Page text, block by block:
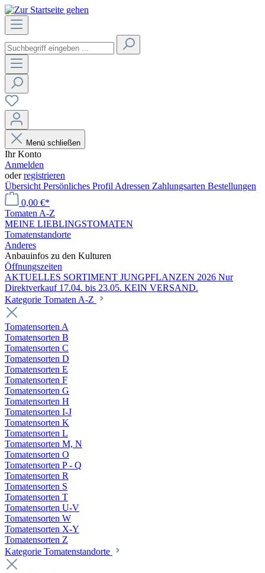
Menü schließen
Ihr Konto
Anmelden
oderregistrieren
Übersicht Persönliches Profil Adressen Zahlungsarten Bestellungen
0,00 €*
Tomaten A-Z
MEINE LIEBLINGSTOMATEN
Tomatenstandorte
Anderes
Anbauinfos zu den Kulturen
Öffnungszeiten
AKTUELLES SORTIMENT JUNGPFLANZEN 2026 Nur
Direktverkauf 17.04. bis 23.05. KEIN VERSAND.
Kategorie Tomaten A-Z
Tomatensorten A
Tomatensorten B
Tomatensorten C
Tomatensorten D
Tomatensorten E
Tomatensorten F
Tomatensorten G
Tomatensorten H
Tomatensorten I-J
Tomatensorten K
Tomatensorten L
Tomatensorten M, N
Tomatensorten O
Tomatensorten P - Q
Tomatensorten R
Tomatensorten S
Tomatensorten T
Tomatensorten U-V
Tomatensorten W
Tomatensorten X-Y
Tomatensorten Z
Kategorie Tomatenstandorte